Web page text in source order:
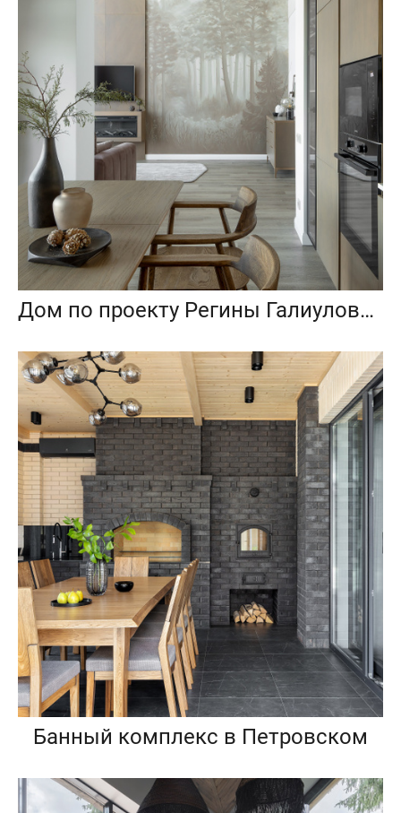
Дом по проекту Регины Галиуловой
Банный комплекс в Петровском